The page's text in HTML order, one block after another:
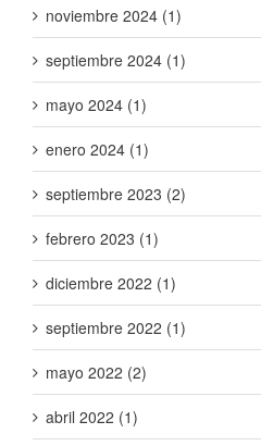
noviembre 2024 (1)
septiembre 2024 (1)
mayo 2024 (1)
enero 2024 (1)
septiembre 2023 (2)
febrero 2023 (1)
diciembre 2022 (1)
septiembre 2022 (1)
mayo 2022 (2)
abril 2022 (1)